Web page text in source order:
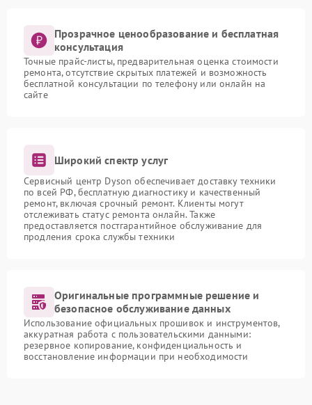
Прозрачное ценообразование и бесплатная
консультация
Точные прайс-листы, предварительная оценка стоимости
ремонта, отсутствие скрытых платежей и возможность
бесплатной консультации по телефону или онлайн на
сайте
Широкий спектр услуг
Сервисный центр Dyson обеспечивает доставку техники
по всей РФ, бесплатную диагностику и качественный
ремонт, включая срочный ремонт. Клиенты могут
отслеживать статус ремонта онлайн. Также
предоставляется постгарантийное обслуживание для
продления срока службы техники
Оригинальные программные решение и
безопасное обслуживание данных
Использование официальных прошивок и инструментов,
аккуратная работа с пользовательскими данными:
резервное копирование, конфиденциальность и
восстановление информации при необходимости